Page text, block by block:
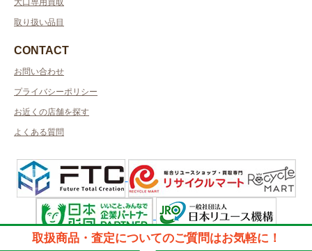
取り扱い品目
CONTACT
お問い合わせ
プライバシーポリシー
お近くの店舗を探す
よくある質問
許可管轄：群馬県公安委員会
取扱商品・査定についてのご質問はお気軽に！